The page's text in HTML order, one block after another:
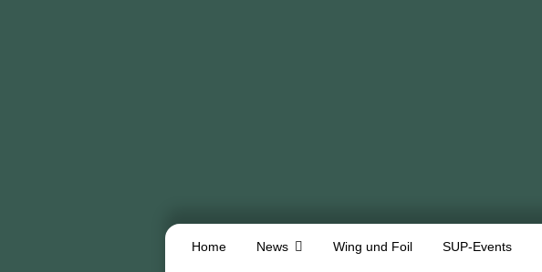
Home News Wing und Foil SUP-Events